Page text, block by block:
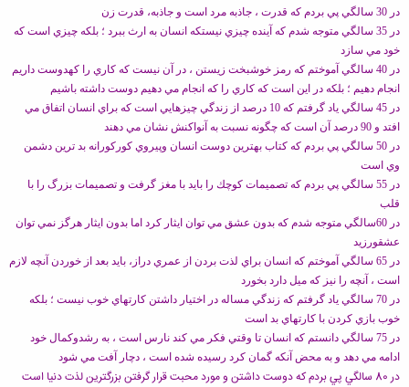
در 30 سالگي پي بردم كه قدرت ، جاذبه مرد است و جاذبه
، قدرت زن
در 35 سالگي متوجه شدم كه آينده چيزي نيست
كه انسان به ارث ببرد ؛ بلكه چيزي است كه
خود مي سازد
در 40 سالگي آموختم كه رمز خوشبخت زيستن ، در آن نيست كه كاري را كه
دوست داريم
انجام دهيم ؛ بلكه در اين است كه كاري را كه انجام مي دهيم دوست داشته باشيم
در 45 سالگي ياد گرفتم كه 10 درصد از زندگي چيزهايي است كه براي انسان اتفاق مي
افتد و 90 درصد آن است كه چگونه نسبت به آن
واكنش نشان مي دهند
در 50 سالگي پي بردم كه كتاب بهترين دوست انسان و
پيروي كوركورانه بد ترين دشمن
وي است
در 55 سالگي پي بردم كه تصميمات كوچك را بايد با مغز گرفت و تصميمات بزرگ را با
قلب
در 60
سالگي متوجه شدم كه بدون عشق مي توان ايثار كرد اما بدون ايثار هرگز نمي توان
عشقورزيد
در 65 سالگي آموختم كه انسان براي لذت بردن از عمري دراز
، بايد بعد از خوردن آنچه لازم
است ، آنچه را نيز كه ميل دارد بخورد
در 70 سالگي ياد گرفتم كه زندگي مساله در اختيار داشتن كارتهاي خوب نيست ؛ بلكه
خوب بازي كردن با كارتهاي بد است
در 75 سالگي دانستم كه انسان تا وقتي فكر مي كند نارس است ، به رشد
وكمال خود
ادامه مي دهد و به محض آنكه گمان كرد رسيده شده است ، دچار آفت مي شود
در 80 سالگي پي بردم كه دوست داشتن و مورد محبت قرار گرفتن بزرگترين لذت دنيا است